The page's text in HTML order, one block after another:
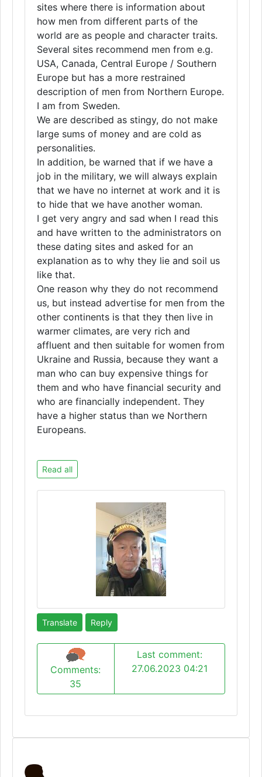
sites where there is information about
how men from different parts of the
world are as people and character traits.
Several sites recommend men from e.g.
USA, Canada, Central Europe / Southern
Europe but has a more restrained
description of men from Northern Europe.
I am from Sweden.
We are described as stingy, do not make
large sums of money and are cold as
personalities.
In addition, be warned that if we have a
job in the military, we will always explain
that we have no internet at work and it is
to hide that we have another woman.
I get very angry and sad when I read this
and have written to the administrators on
these dating sites and asked for an
explanation as to why they lie and soil us
like that.
One reason why they do not recommend
us, but instead advertise for men from the
other continents is that they then live in
warmer climates, are very rich and
affluent and then suitable for women from
Ukraine and Russia, because they want a
man who can buy expensive things for
them and who have financial security and
who are financially independent. They
have a higher status than we Northern
Europeans.
Read all
Translate Reply
Comments:
35
Last comment:
27.06.2023 04:21